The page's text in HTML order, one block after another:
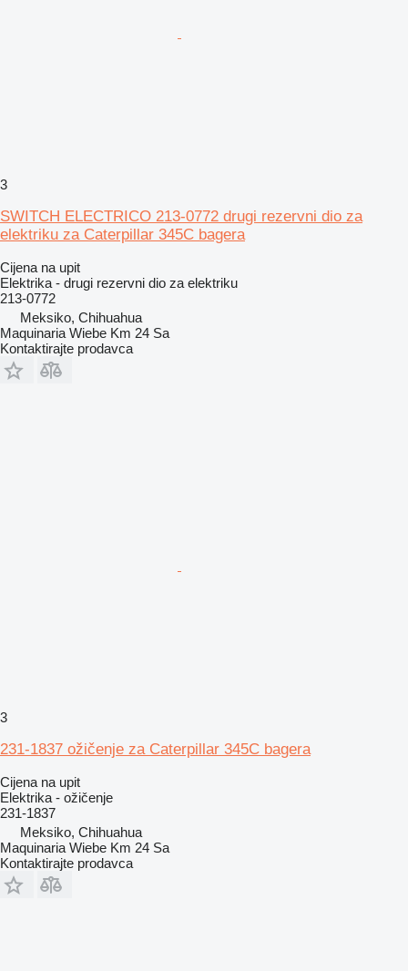
3
SWITCH ELECTRICO 213-0772 drugi rezervni dio za
elektriku za Caterpillar 345C bagera
Cijena na upit
Elektrika - drugi rezervni dio za elektriku
213-0772
Meksiko, Chihuahua
Maquinaria Wiebe Km 24 Sa
Kontaktirajte prodavca
3
231-1837 ožičenje za Caterpillar 345C bagera
Cijena na upit
Elektrika - ožičenje
231-1837
Meksiko, Chihuahua
Maquinaria Wiebe Km 24 Sa
Kontaktirajte prodavca